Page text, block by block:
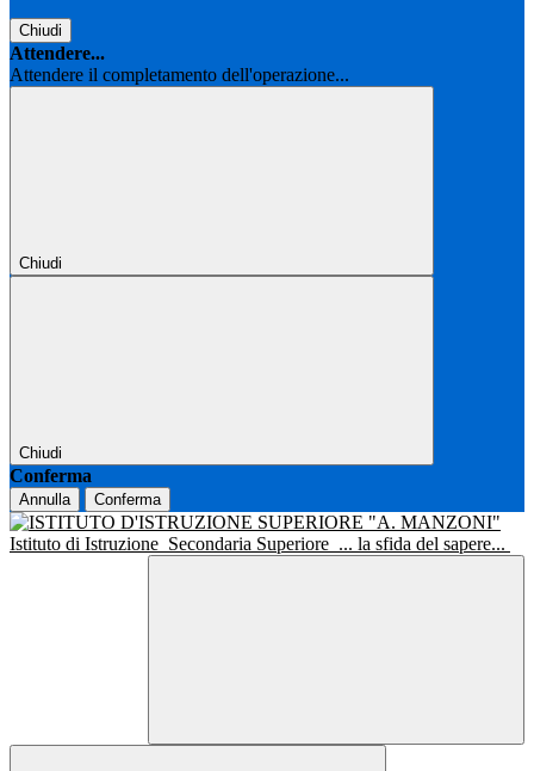
Chiudi
Attendere...
Attendere il completamento dell'operazione...
Chiudi
Chiudi
Conferma
Annulla Conferma
Istituto di Istruzione Secondaria Superiore ... la sfida del sapere...